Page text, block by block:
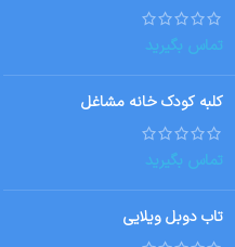
تماس بگیرید
کلبه کودک خانه مشاغل
تماس بگیرید
تاب دوبل ویلایی